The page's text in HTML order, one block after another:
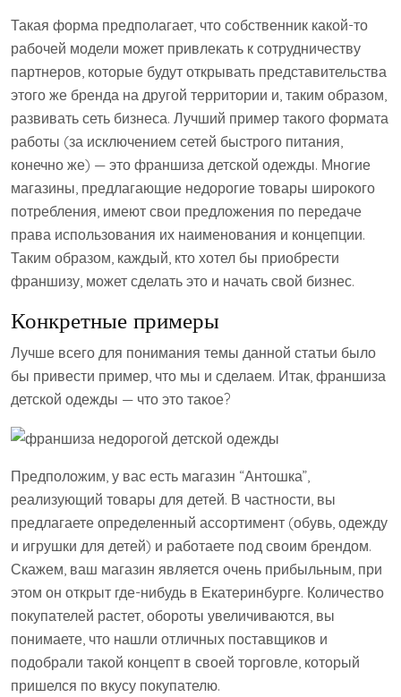
Такая форма предполагает, что собственник какой-то
рабочей модели может привлекать к сотрудничеству
партнеров, которые будут открывать представительства
этого же бренда на другой территории и, таким образом,
развивать сеть бизнеса. Лучший пример такого формата
работы (за исключением сетей быстрого питания,
конечно же) — это франшиза детской одежды. Многие
магазины, предлагающие недорогие товары широкого
потребления, имеют свои предложения по передаче
права использования их наименования и концепции.
Таким образом, каждый, кто хотел бы приобрести
франшизу, может сделать это и начать свой бизнес.
Конкретные примеры
Лучше всего для понимания темы данной статьи было
бы привести пример, что мы и сделаем. Итак, франшиза
детской одежды — что это такое?
Предположим, у вас есть магазин “Антошка”,
реализующий товары для детей. В частности, вы
предлагаете определенный ассортимент (обувь, одежду
и игрушки для детей) и работаете под своим брендом.
Скажем, ваш магазин является очень прибыльным, при
этом он открыт где-нибудь в Екатеринбурге. Количество
покупателей растет, обороты увеличиваются, вы
понимаете, что нашли отличных поставщиков и
подобрали такой концепт в своей торговле, который
пришелся по вкусу покупателю.